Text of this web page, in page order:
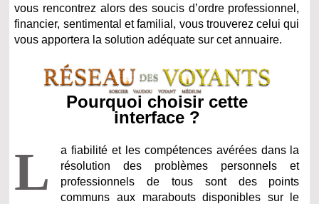
vous rencontrez alors des soucis d’ordre professionnel,
financier, sentimental et familial, vous trouverez celui qui
vous apportera la solution adéquate sur cet annuaire.
Pourquoi choisir cette
interface ?
L
a fiabilité et les compétences avérées dans la
résolution des problèmes personnels et
professionnels de tous sont des points
communs aux marabouts disponibles sur le